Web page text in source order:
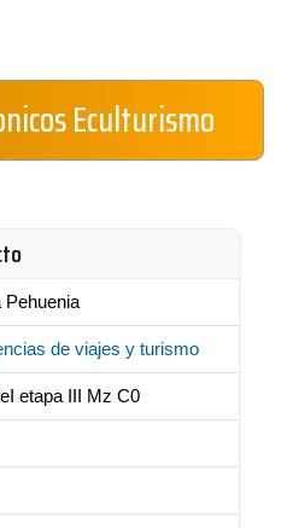
Eculturismo
Pehuenia
de viajes y turismo
etapa III Mz C0